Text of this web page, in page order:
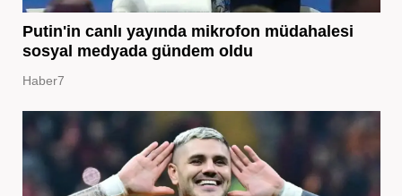
Putin'in canlı yayında mikrofon müdahalesi
sosyal medyada gündem oldu
Haber7